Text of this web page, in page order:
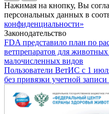
Нажимая на кнопку, Вы
персональных данных в
конфиденциальности»
Законодательство
FDA представило план по
ветпрепаратов для
малочисленных видов
Пользователи ВетИС с 1
без привязки учетной